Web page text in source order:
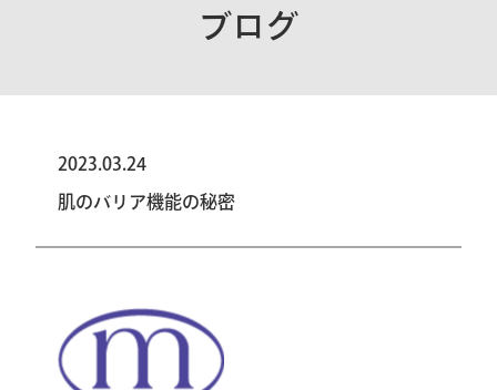
ブログ
2023.03.24
肌のバリア機能の秘密